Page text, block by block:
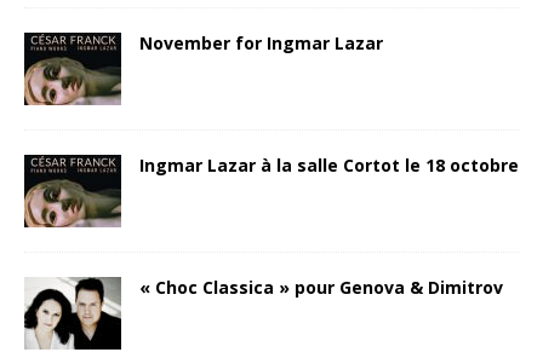
November for Ingmar Lazar
Ingmar Lazar à la salle Cortot le 18 octobre
« Choc Classica » pour Genova & Dimitrov